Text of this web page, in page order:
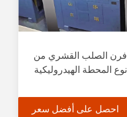
فرن الصلب القشري من
نوع المحطة الهيدروليكية
احصل على أفضل سعر